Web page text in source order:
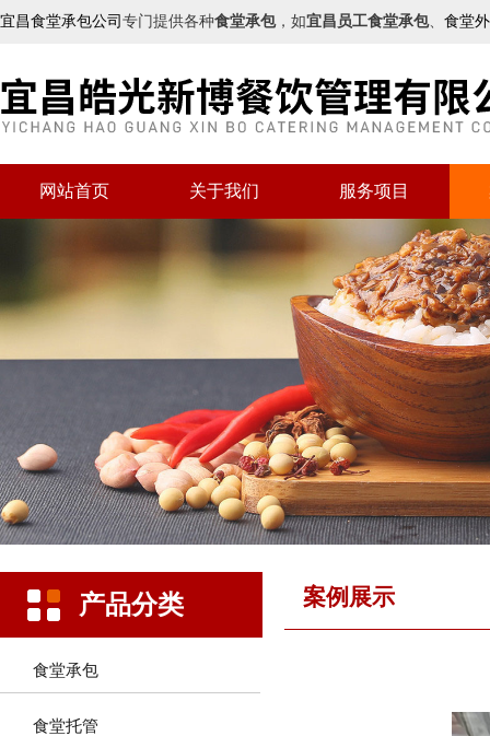
宜昌食堂承包公司 专门提供各种食堂承包，如宜昌员工食堂承包、 食堂
网站首页 关于我们 服务项目
产品分类
食堂承包
食堂托管
案例展示